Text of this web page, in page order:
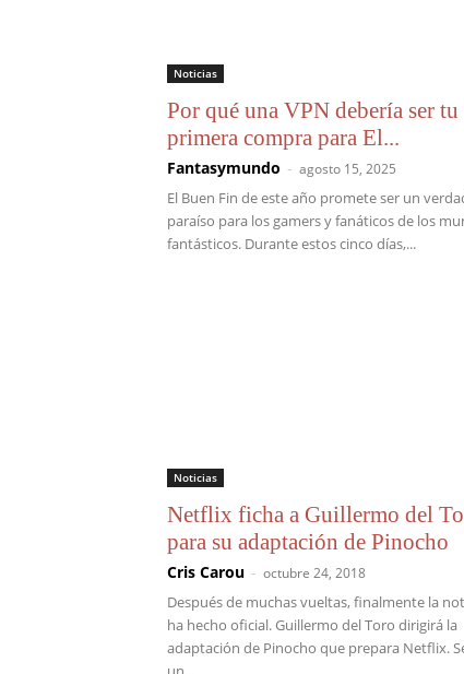
Noticias
Por qué una VPN debería ser tu
primera compra para El...
Fantasymundo - agosto 15, 2025
El Buen Fin de este año promete ser un
paraíso para los gamers y fanáticos de los
fantásticos. Durante estos cinco días,...
Noticias
Netflix ficha a Guillermo del
para su adaptación de Pinocho
Cris Carou - octubre 24, 2018
Después de muchas vueltas, finalmente la
ha hecho oficial. Guillermo del Toro dirigirá la
adaptación de Pinocho que prepara Netflix.